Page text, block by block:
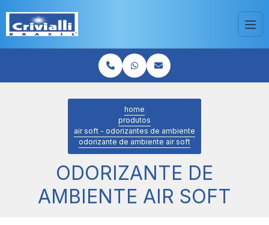
home
produtos
air soft - odorizantes de ambiente
odorizante de ambiente air soft
ODORIZANTE DE
AMBIENTE AIR SOFT